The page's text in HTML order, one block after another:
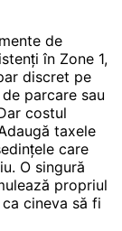
de
în Zone 1,
discret pe
parcare sau
costul
taxele
care
O singură
propriul
cineva să fi